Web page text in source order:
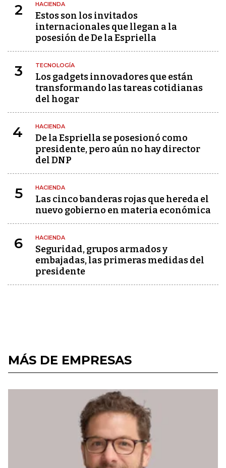
2 HACIENDA
Estos son los invitados
internacionales que llegan a la
posesión de De la Espriella
3 TECNOLOGÍA
Los gadgets innovadores que están
transformando las tareas cotidianas
del hogar
4 HACIENDA
De la Espriella se posesionó como
presidente, pero aún no hay director
del DNP
5 HACIENDA
Las cinco banderas rojas que hereda el
nuevo gobierno en materia económica
6 HACIENDA
Seguridad, grupos armados y
embajadas, las primeras medidas del
presidente
MÁS DE EMPRESAS